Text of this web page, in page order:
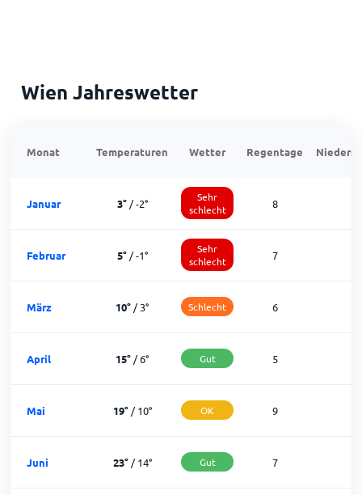
Wien Jahreswetter
Monat Temperaturen Wetter Regentage
Januar 3°/-2°
Sehr
schlecht
8
Februar 5°/-1°
Sehr
schlecht
7
März 10° /3° Schlecht 6
April 15° /6° Gut 5
Mai 19°/10° OK 9
Juni 23°/14° Gut 7